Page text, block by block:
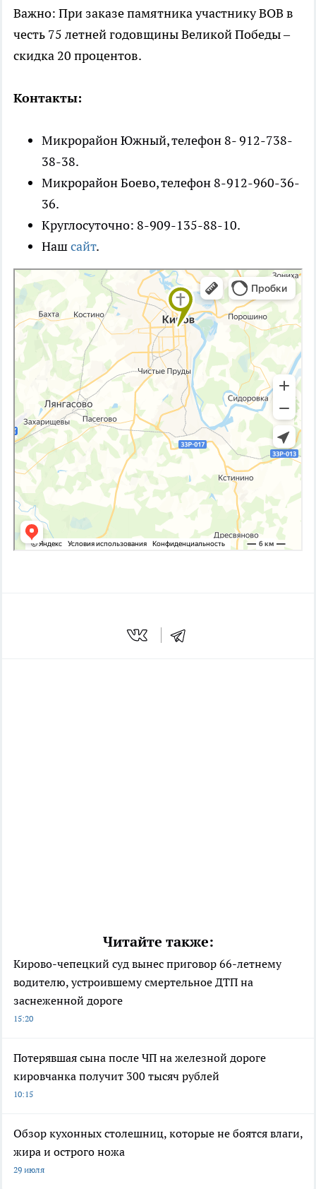
Важно: При заказе памятника участнику ВОВ в
честь 75 летней годовщины Великой Победы –
скидка 20 процентов.
Контакты:
Микрорайон Южный, телефон 8- 912-738-
38-38.
Микрорайон Боево, телефон 8-912-960-36-
36.
Круглосуточно: 8-909-135-88-10.
Нашсайт.
Читайте также:
Кирово-чепецкий суд вынес приговор 66-летнему
водителю, устроившему смертельное ДТП на
заснеженной дороге
15:20
Потерявшая сына после ЧП на железной дороге
кировчанка получит 300 тысяч рублей
10:15
Обзор кухонных столешниц, которые не боятся влаги,
жира и острого ножа
29 июля